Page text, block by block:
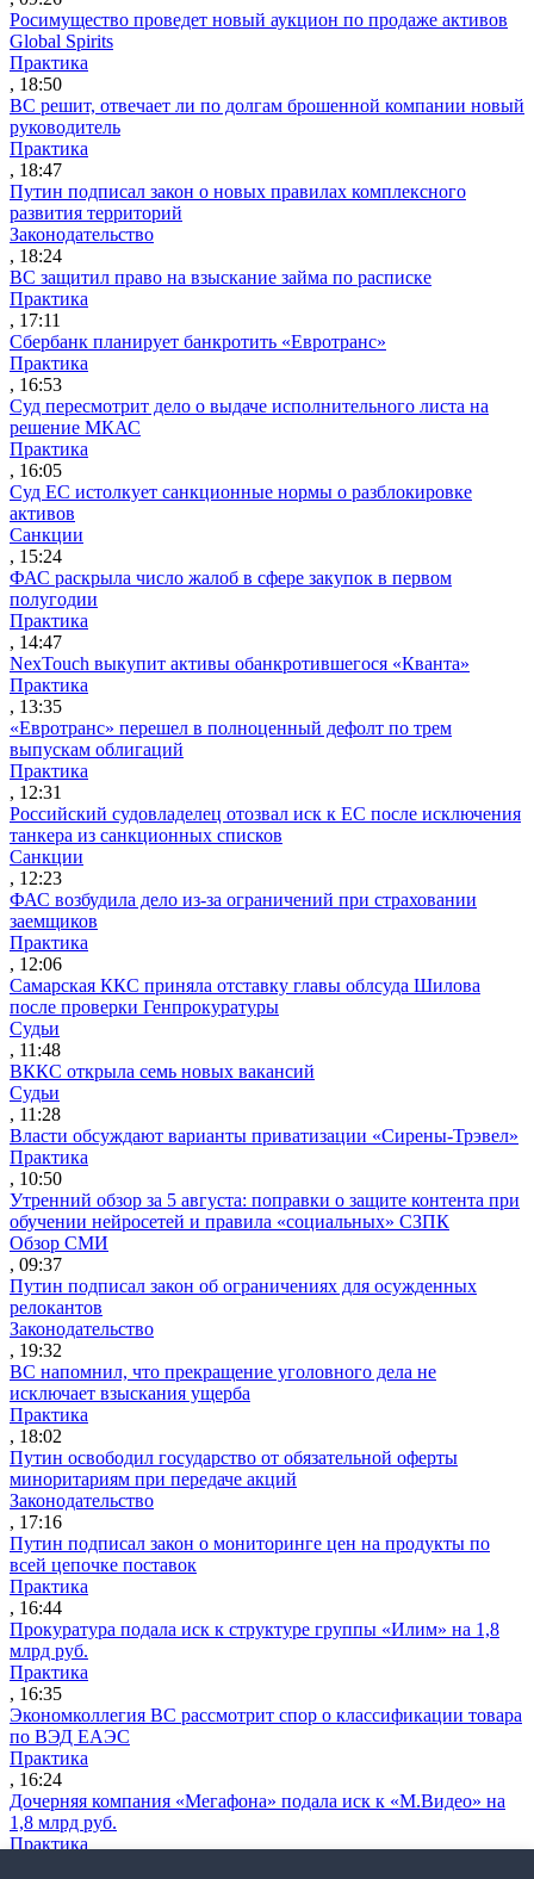
Росимущество проведет новый аукцион по продаже активов
Global Spirits
Практика
, 18:50
ВС решит, отвечает ли по долгам брошенной компании новый
руководитель
Практика
, 18:47
Путин подписал закон о новых правилах комплексного
развития территорий
Законодательство
, 18:24
ВС защитил право на взыскание займа по расписке
Практика
, 17:11
Сбербанк планирует банкротить «Евротранс»
Практика
, 16:53
Суд пересмотрит дело о выдаче исполнительного листа на
решение МКАС
Практика
, 16:05
Суд ЕС истолкует санкционные нормы о разблокировке
активов
Санкции
, 15:24
ФАС раскрыла число жалоб в сфере закупок в первом
полугодии
Практика
, 14:47
NexTouch выкупит активы обанкротившегося «Кванта»
Практика
, 13:35
«Евротранс» перешел в полноценный дефолт по трем
выпускам облигаций
Практика
, 12:31
Российский судовладелец отозвал иск к ЕС после исключения
танкера из санкционных списков
Санкции
, 12:23
ФАС возбудила дело из-за ограничений при страховании
заемщиков
Практика
, 12:06
Самарская ККС приняла отставку главы облсуда Шилова
после проверки Генпрокуратуры
Судьи
, 11:48
ВККС открыла семь новых вакансий
Судьи
, 11:28
Власти обсуждают варианты приватизации «Сирены-Трэвел»
Практика
, 10:50
Утренний обзор за 5 августа: поправки о защите контента при
обучении нейросетей и правила «социальных» СЗПК
Обзор СМИ
, 09:37
Путин подписал закон об ограничениях для осужденных
релокантов
Законодательство
, 19:32
ВС напомнил, что прекращение уголовного дела не
исключает взыскания ущерба
Практика
, 18:02
Путин освободил государство от обязательной оферты
миноритариям при передаче акций
Законодательство
, 17:16
Путин подписал закон о мониторинге цен на продукты по
всей цепочке поставок
Практика
, 16:44
Прокуратура подала иск к структуре группы «Илим» на 1,8
млрд руб.
Практика
, 16:35
Экономколлегия ВС рассмотрит спор о классификации товара
по ВЭД ЕАЭС
Практика
, 16:24
Дочерняя компания «Мегафона» подала иск к «М.Видео» на
1,8 млрд руб.
Практика